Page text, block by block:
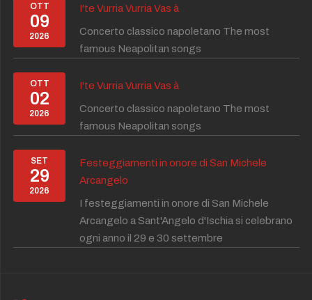
OTT
09
2026
I'te Vurria Vurria Vas à
Concerto classico napoletano The most
famous Neapolitan songs
OTT
02
2026
I'te Vurria Vurria Vas à
Concerto classico napoletano The most
famous Neapolitan songs
SET
29
2026
Festeggiamenti in onore di San Michele
Arcangelo
I festeggiamenti in onore di San Michele
Arcangelo a Sant'Angelo d'Ischia si celebrano
ogni anno il 29 e 30 settembre